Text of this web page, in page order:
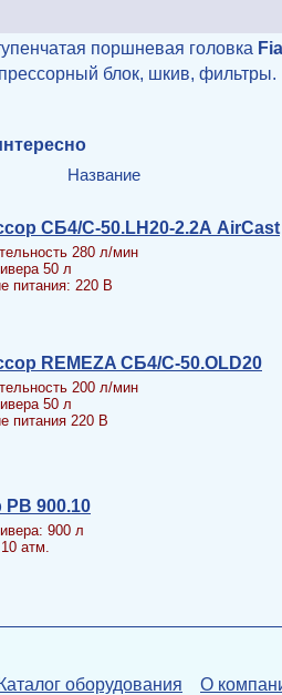
поршневая головка
блок, шкив, фильтры.
Название
СБ4/С-50.LH20-2.2А AirCast
280 л/мин
50 л
питания: 220 В
REMEZA СБ4/С-50.OLD20
200 л/мин
50 л
питания 220 В
PB 900.10
900 л
атм.
Каталог оборудования О